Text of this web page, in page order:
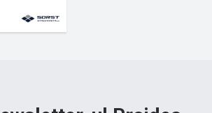
fi folosita ca